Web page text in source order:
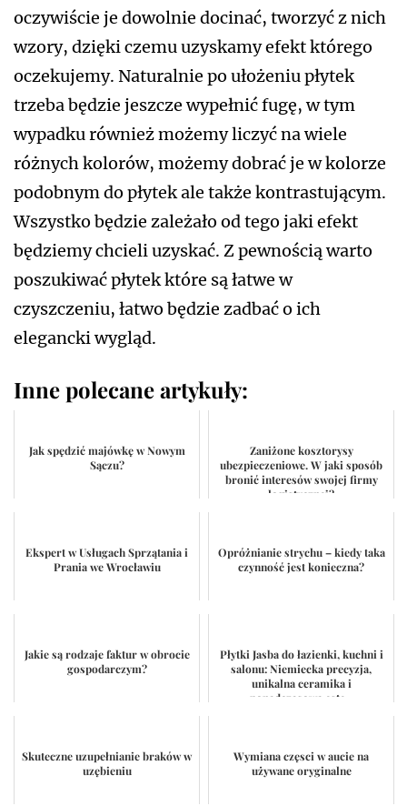
oczywiście je dowolnie docinać, tworzyć z nich
wzory, dzięki czemu uzyskamy efekt którego
oczekujemy. Naturalnie po ułożeniu płytek
trzeba będzie jeszcze wypełnić fugę, w tym
wypadku również możemy liczyć na wiele
różnych kolorów, możemy dobrać je w kolorze
podobnym do płytek ale także kontrastującym.
Wszystko będzie zależało od tego jaki efekt
będziemy chcieli uzyskać. Z pewnością warto
poszukiwać płytek które są łatwe w
czyszczeniu, łatwo będzie zadbać o ich
elegancki wygląd.
Inne polecane artykuły:
Jak spędzić majówkę w Nowym
Sączu?
Zaniżone kosztorysy
ubezpieczeniowe. W jaki sposób
bronić interesów swojej firmy
logistycznej?
Ekspert w Usługach Sprzątania i
Prania we Wrocławiu
Opróżnianie strychu – kiedy taka
czynność jest konieczna?
Jakie są rodzaje faktur w obrocie
gospodarczym?
Płytki Jasba do łazienki, kuchni i
salonu: Niemiecka precyzja,
unikalna ceramika i
ponadczasowa este...
Skuteczne uzupełnianie braków w
uzębieniu
Wymiana częsci w aucie na
używane oryginalne